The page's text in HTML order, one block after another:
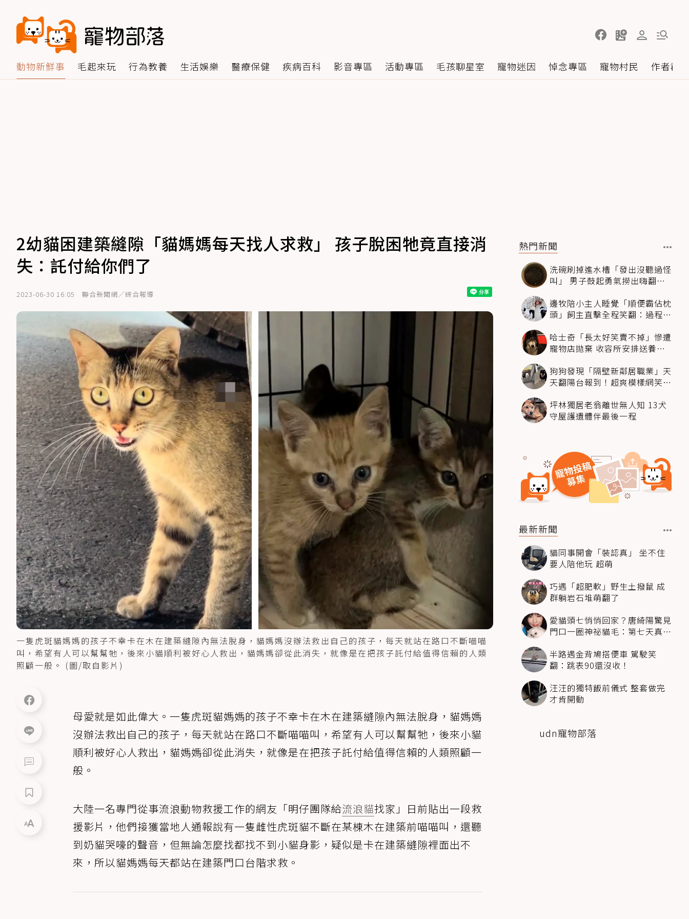
動物新鮮事 毛起來玩 行為教養 生活娛樂 醫療保健 疾病百科 影音專區 活動專區 毛孩聊星室 寵物迷因 悼念專區 寵物村民 作者群
2幼貓困建築縫隙「貓媽媽每天找人求救」 孩子脫困牠竟直接消
失：託付給你們了
2023-06-30 16:05 聯合新聞網／綜合報導
一隻虎斑貓媽媽的孩子不幸卡在木在建築縫隙內無法脫身，貓媽媽沒辦法救出自己的孩子，每天就站在路口不斷喵喵
叫，希望有人可以幫幫牠，後來小貓順利被好心人救出，貓媽媽卻從此消失，就像是在把孩子託付給值得信賴的人類
照顧一般。 (圖/取自影片)
母愛就是如此偉大。一隻虎斑貓媽媽的孩子不幸卡在木在建築縫隙內無法脫身，貓媽媽
沒辦法救出自己的孩子，每天就站在路口不斷喵喵叫，希望有人可以幫幫牠，後來小貓
順利被好心人救出，貓媽媽卻從此消失，就像是在把孩子託付給值得信賴的人類照顧一
般。
大陸一名專門從事流浪動物救援工作的網友「明仔團隊給流浪貓找家」日前貼出一段救
援影片，他們接獲當地人通報說有一隻雌性虎斑貓不斷在某棟木在建築前喵喵叫，還聽
到奶貓哭嚎的聲音，但無論怎麼找都找不到小貓身影，疑似是卡在建築縫隙裡面出不
來，所以貓媽媽每天都站在建築門口台階求救。
熱門新聞
洗碗刷掉進水槽「發出沒聽過怪
叫」 男子鼓起勇氣撈出嗨翻：
邊牧陪小主人睡覺「順便霸佔枕
頭」飼主直擊全程笑翻：過程絲
哈士奇「長太好笑賣不掉」慘遭
寵物店拋棄 收容所安排送養活
狗狗發現「隔壁新鄰居職業」天
天翻陽台報到！超爽模樣網笑
坪林獨居老翁離世無人知 13犬
守屋護遺體伴最後一程
最新新聞
貓同事開會「裝認真」 坐不住
要人陪他玩 超萌
巧遇「超肥軟」野生土撥鼠 成
群躺岩石堆萌翻了
愛貓頭七悄悄回家？唐綺陽驚見
門口一圈神祕貓毛：第七天真不
半路遇金背鳩搭便車 駕駛笑
翻：跳表90還沒收！
汪汪的獨特飯前儀式 整套做完
才肯開動
udn寵物部落